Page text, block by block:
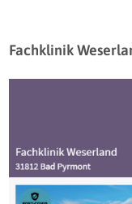
Fachklinik